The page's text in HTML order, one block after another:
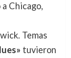
Chicago,
Temas
tuvieron